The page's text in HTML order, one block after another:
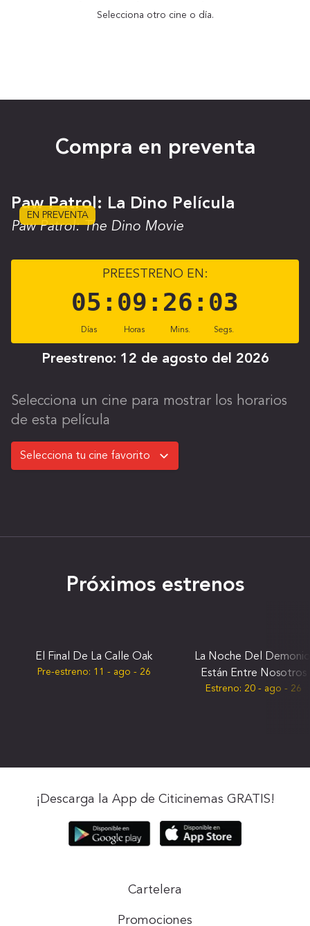
Selecciona otro cine o día.
Compra en preventa
EN PREVENTA
Paw Patrol: La Dino Película
Paw Patrol: The Dino Movie
PREESTRENO EN:
05 :
Días
09 :
Horas
26 :
Mins.
03
Segs.
Preestreno: 12 de agosto del 2026
Selecciona un cine para mostrar los horarios
de esta película
Próximos estrenos
El Final De La Calle Oak
Pre-estreno: 11 - ago - 26
La Noche Del
Están Entre Nosotros
Estreno: 20 - ago - 26
¡Descarga la App de Citicinemas GRATIS!
Cartelera
Promociones